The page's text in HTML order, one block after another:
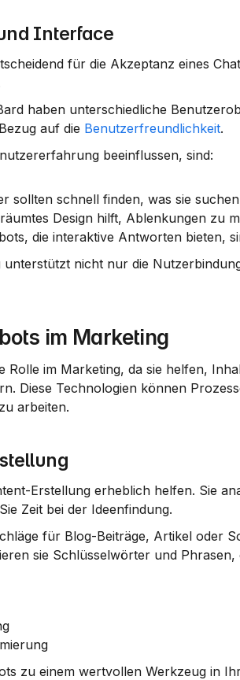
Interface
für die Akzeptanz eines
haben unterschiedliche
auf die Benutzerfreundlichkeit.
beeinflussen, sind:
sollten schnell finden, was sie
Design hilft, Ablenkungen zu
die interaktive Antworten bieten,
nicht nur die
im Marketing
Rolle im Marketing, da sie helfen,
Diese Technologien können
arbeiten.
Erstellung erheblich helfen. Sie
Zeit bei der Ideenfindung.
für Blog-Beiträge, Artikel oder
sie Schlüsselwörter und
zu einem wertvollen Werkzeug in